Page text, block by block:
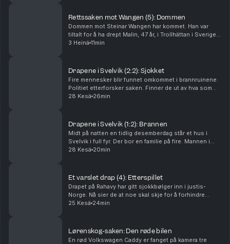
Rettssaken mot Wangen (5): Dommen
Dommen mot Steinar Wangen har kommet. Han var
tiltalt for å ha drept Malin, 47 år, i Trollhättan i Sverige i
september 2024. Det store spørsmålet i rettssaken
3 Heinä 11min
Drapene i Svelvik (2:2): Sjokket
Fire mennesker blir funnet omkommet i brannruinene.
Politiet etterforsker saken. Finner de ut av hva som
har skjedd? Og hvorfor? Ansvarlig redaktør Gard
28 Kesä 26min
Drapene i Svelvik (1:2): Brannen
Midt på natten en tidlig desemberdag står et hus i
Svelvik i full fyr. Der bor en familie på fire. Mannen i
huset er brannmann. Hva har skjedd? Ansvarlig
28 Kesä 20min
Et varslet drap (4): Etterspillet
Drapet på Rahavy har gitt sjokkbølger inn i justis-
Norge. Nå sier de at noe skal skje for å forhindre
lignende saker. Men kommer lovnadene til å bli fulgt
25 Kesä 24min
Lørenskog-saken: Den røde bilen
En rød Volkswagen Caddy er fanget på kamera tre